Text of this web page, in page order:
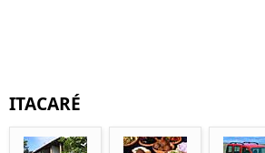
ITACARÉ